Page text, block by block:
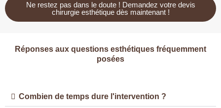
Ne restez pas dans le doute ! Demandez votre devis
chirurgie esthétique dès maintenant !
Réponses aux questions esthétiques fréquemment
posées
Combien de temps dure l'intervention ?